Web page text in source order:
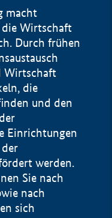
macht
die Wirtschaft
Durch frühen
Wirtschaft
die
und den
Einrichtungen
werden.
Sie nach
nach
sich